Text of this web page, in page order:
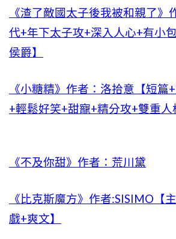
《渣了敵國太子後我被和親了》
代+年下太子攻+深入人心+有小
侯爵】
《小糖精》作者：洛拾意【短篇
+輕鬆好笑+甜寵+精分攻+雙重人
《不及你甜》作者：荒川黛
《比克斯魔方》作者:SISIMO【
戲+爽文】